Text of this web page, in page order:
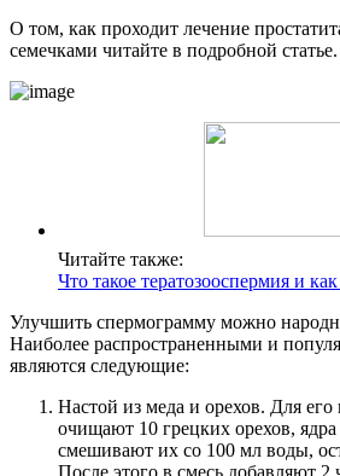
О том, как проходит лечение
семечками читайте в подробной статье.
Читайте также:
Что такое тератозооспермия и
Улучшить спермограмму можно
Наиболее распространенными и
являются следующие:
Настой из меда и орехов. Для его
очищают 10 грецких орехов,
смешивают их со 100 мл воды,
После этого в смесь добавляют